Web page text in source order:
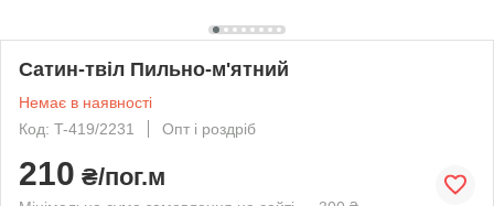
Сатин-твіл Пильно-м'ятний
Немає в наявності
Код: T-419/2231
Опт і роздріб
210 ₴/пог.м